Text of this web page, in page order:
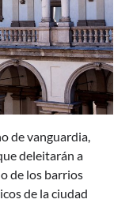
de vanguardia,
deleitarán a
de los barrios
de la ciudad